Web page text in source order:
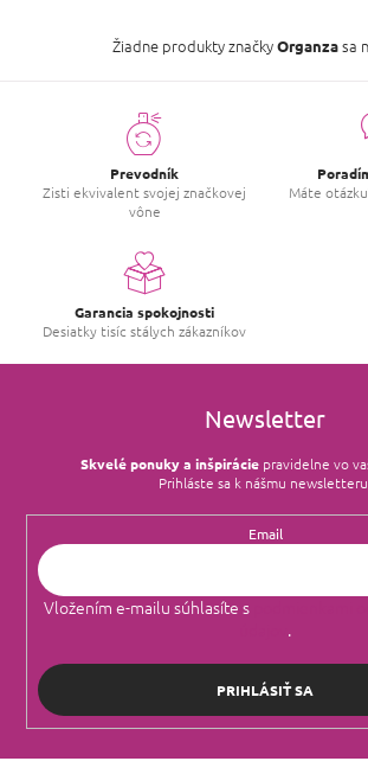
Žiadne produkty značkyOrganzasa
Prevodník
Zisti ekvivalent svojej značkovej
vône
Máte
Garancia spokojnosti
Desiatky tisíc stálych zákazníkov
Newsletter
Skvelé ponuky a inšpirácie pravidelne vo
Prihláste sa k nášmu newsletteru.
Email
Vložením e-mailu súhlasíte s
.
PRIHLÁSIŤ SA